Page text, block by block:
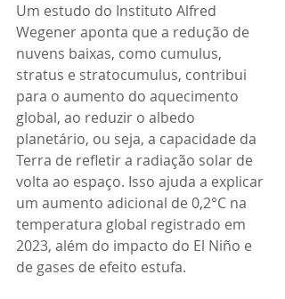
Um estudo do Instituto Alfred
Wegener aponta que a redução de
nuvens baixas, como cumulus,
stratus e stratocumulus, contribui
para o aumento do aquecimento
global, ao reduzir o albedo
planetário, ou seja, a capacidade da
Terra de refletir a radiação solar de
volta ao espaço. Isso ajuda a explicar
um aumento adicional de 0,2°C na
temperatura global registrado em
2023, além do impacto do El Niño e
de gases de efeito estufa.